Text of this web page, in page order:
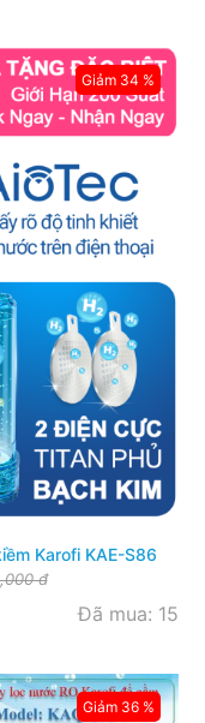
Karofi KAE-S86
đ
Đã mua: 15
Giảm 34 %
Giảm 36 %